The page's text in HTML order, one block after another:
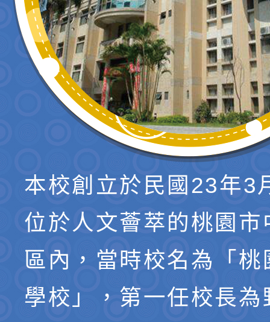
本校創立於民國23年3
位於人文薈萃的桃園市
區內，當時校名為「桃
學校」，第一任校長為